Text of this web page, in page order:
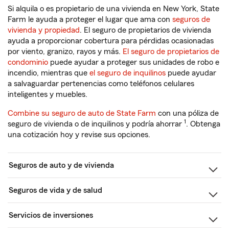
Si alquila o es propietario de una vivienda en New York, State
Farm le ayuda a proteger el lugar que ama con seguros de
vivienda y propiedad. El seguro de propietarios de vivienda
ayuda a proporcionar cobertura para pérdidas ocasionadas
por viento, granizo, rayos y más. El seguro de propietarios de
condominio puede ayudar a proteger sus unidades de robo e
incendio, mientras que el seguro de inquilinos puede ayudar
a salvaguardar pertenencias como teléfonos celulares
inteligentes y muebles.
Combine su seguro de auto de State Farm con una póliza de
seguro de vivienda o de inquilinos y podría ahorrar 1. Obtenga
una cotización hoy y revise sus opciones.
Seguros de auto y de vivienda
Seguros de vida y de salud
Servicios de inversiones